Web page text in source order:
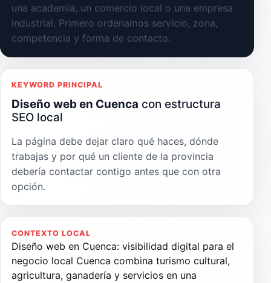
una academia, un comercio local o una empresa
industrial. Primero ordenamos servicio, zona,
competencia y forma de contacto.
KEYWORD PRINCIPAL
Diseño web en Cuenca con estructura
SEO local
La página debe dejar claro qué haces, dónde
trabajas y por qué un cliente de la provincia
debería contactar contigo antes que con otra
opción.
CONTEXTO LOCAL
Diseño web en Cuenca: visibilidad digital para el
negocio local Cuenca combina turismo cultural,
agricultura, ganadería y servicios en una